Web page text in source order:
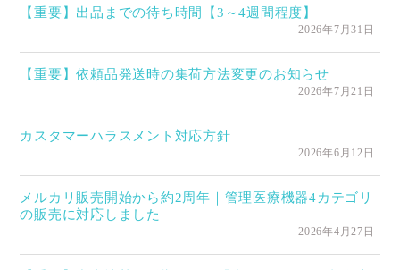
【重要】出品までの待ち時間【3～4週間程度】
2026年7月31日
【重要】依頼品発送時の集荷方法変更のお知らせ
2026年7月21日
カスタマーハラスメント対応方針
2026年6月12日
メルカリ販売開始から約2周年｜管理医療機器4カテゴリ
の販売に対応しました
2026年4月27日